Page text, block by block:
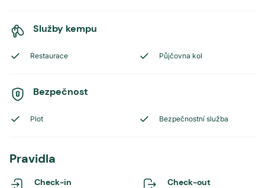
Služby kempu
Restaurace Půjčovna kol
Bezpečnost
Plot Bezpečnostní služba
Pravidla
Check-in Check-out